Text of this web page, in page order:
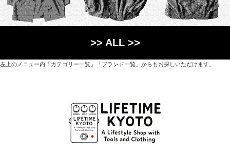
>> ALL >>
左上のメニュー内「カテゴリー一覧」「ブランド一覧」からもお探しいただけます。
オリジナルを含むファッションアイテムが中心の
京都・紫野にあるライフスタイルショップです。
京都府京都市北区紫野上築山町21（1階と2階）